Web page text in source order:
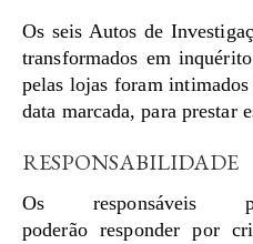
Os seis Autos de
transformados em
pelas lojas foram
data marcada, para prestar
RESPONSABILIDADE
Os responsáveis
poderão responder por